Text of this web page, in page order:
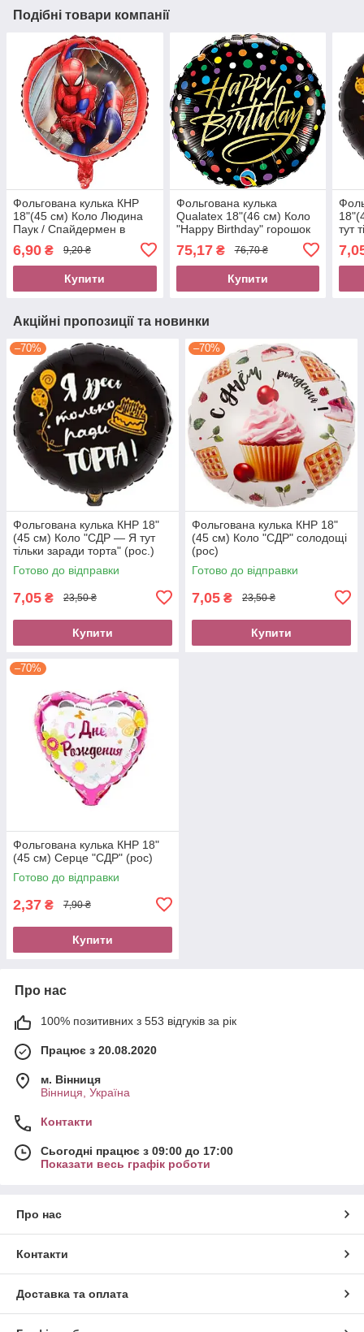
Подібні товари компанії
Фольгована кулька КНР
18"(45 см) Коло Людина
Паук / Спайдермен в
6,90 ₴ 9,20 ₴
Купити
Фольгована кулька
Qualatex 18"(46 см) Коло
"Happy Birthday" горошок
75,17₴ 76,70 ₴
Купити
тут
Акційні пропозиції та новинки
–70%
Фольгована кулька КНР 18"
(45 см) Коло "СДР — Я тут
тільки заради торта" (рос.)
Готово до відправки
7,05 ₴ 23,50 ₴
Купити
–70%
Фольгована кулька КНР 18"
(45 см) Коло "СДР" солодощі
(рос)
Готово до відправки
7,05 ₴ 23,50 ₴
Купити
–70%
Фольгована кулька КНР 18"
(45 см) Серце "СДР" (рос)
Готово до відправки
2,37 ₴ 7,90 ₴
Купити
Про нас
100% позитивних з 553 відгуків за рік
Працює з 20.08.2020
м. Вінниця
Вінниця, Україна
Контакти
Сьогодні працює з 09:00 до 17:00
Показати весь графік роботи
Про нас
Контакти
Доставка та оплата